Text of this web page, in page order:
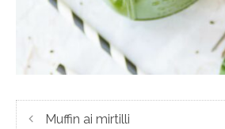
Muffin ai mirtilli